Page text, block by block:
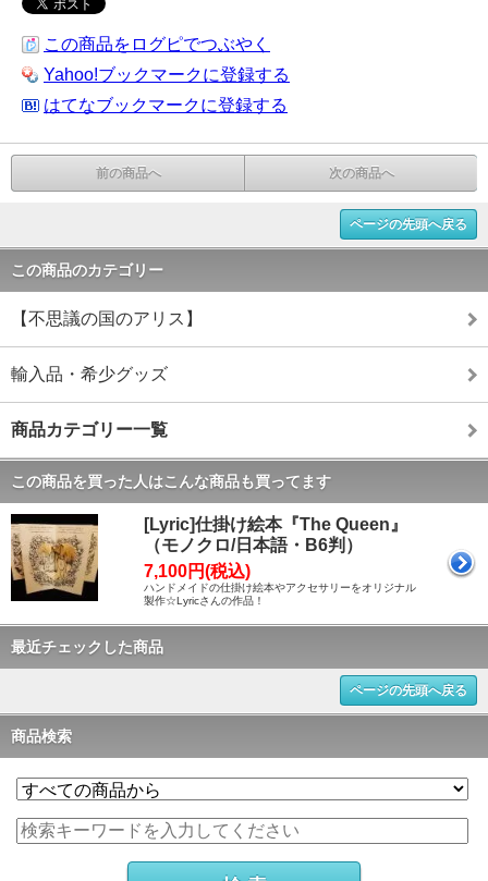
この商品をログピでつぶやく
Yahoo!ブックマークに登録する
はてなブックマークに登録する
前の商品へ 次の商品へ
ページの先頭へ戻る
この商品のカテゴリー
【不思議の国のアリス】
輸入品・希少グッズ
商品カテゴリー一覧
この商品を買った人はこんな商品も買ってます
[Lyric]仕掛け絵本『The Queen』
（モノクロ/日本語・B6判）
7,100円(税込)
ハンドメイドの仕掛け絵本やアクセサリーをオリジナル
製作☆Lyricさんの作品！
最近チェックした商品
ページの先頭へ戻る
商品検索